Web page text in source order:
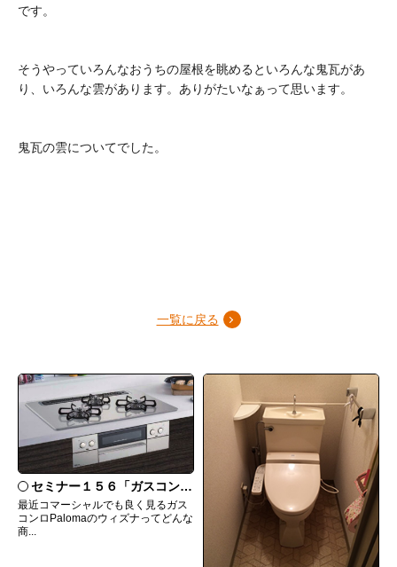
です。
そうやっていろんなおうちの屋根を眺めるといろんな鬼瓦があ
り、いろんな雲があります。ありがたいなぁって思います。
鬼瓦の雲についてでした。
一覧に戻る
セミナー１５６「ガスコンロ Palomaウィズナについて」
最近コマーシャルでも良く見るガス
コンロPalomaのウィズナってどんな
商...